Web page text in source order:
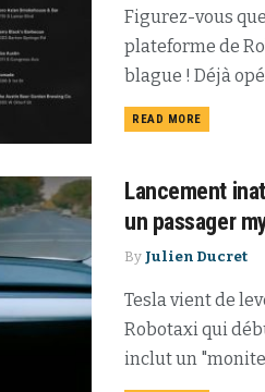
Figurez-vous
plateforme de
blague ! Déjà
READ MORE
Lancement
un passager
By Julien Ducret
Tesla vient de
Robotaxi qui
inclut un